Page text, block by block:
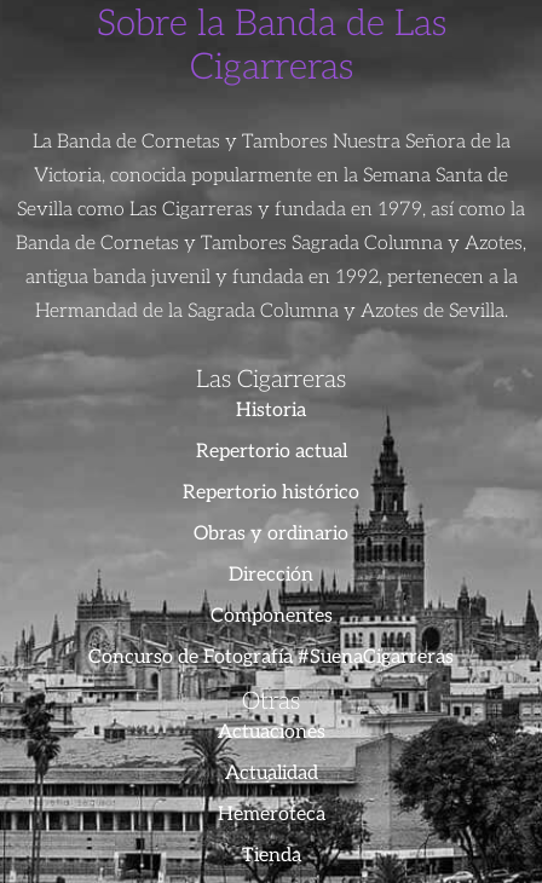
Sobre la Banda de Las
Cigarreras
La Banda de Cornetas y Tambores Nuestra Señora de la
Victoria, conocida popularmente en la Semana Santa de
Sevilla como Las Cigarreras y fundada en 1979, así como la
Banda de Cornetas y Tambores Sagrada Columna y Azotes,
antigua banda juvenil y fundada en 1992, pertenecen a la
Hermandad de la Sagrada Columna y Azotes de Sevilla.
Las Cigarreras
Historia
Repertorio actual
Repertorio histórico
Obras y ordinario
Dirección
Componentes
Concurso de Fotografía #SuenaCigarreras
Otras
Actuaciones
Actualidad
Hemeroteca
Tienda